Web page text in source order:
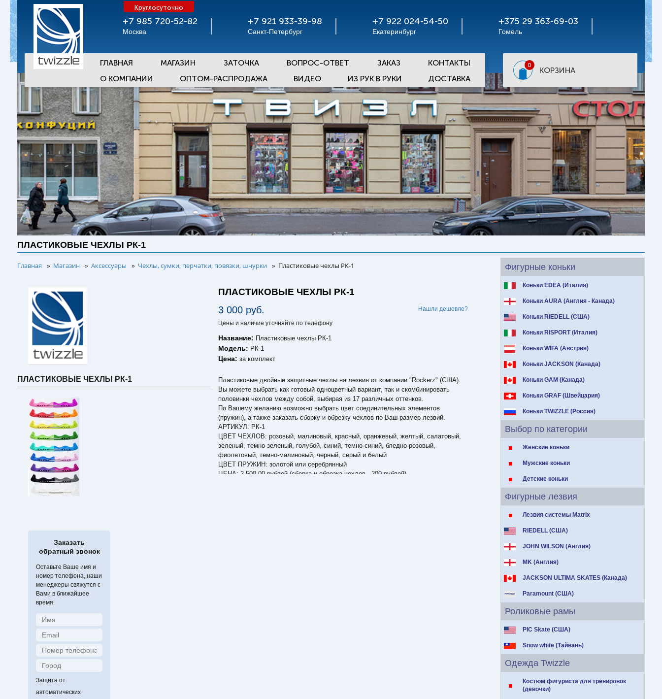
+7 985 720-52-82
Москва
Круглосуточно
+7 921 933-39-98
Санкт-Петербург
+7 922 024-54-50
Екатеринбург
+375 29 363-69-03
Гомель
ГЛАВНАЯ МАГАЗИН ЗАТОЧКА ВОПРОС-ОТВЕТ ЗАКАЗ
КОНТАКТЫ
О КОМПАНИИ
ОПТОМ-РАСПРОДАЖА ВИДЕО ИЗ РУК В РУКИ ДОСТАВКА
0
КОРЗИНА
ПЛАСТИКОВЫЕ ЧЕХЛЫ РК-1
Фигурные коньки
Коньки EDEA (Италия)
Коньки AURA (Англия - Канада)
Коньки RIEDELL (США)
Коньки RISPORT (Италия)
Коньки WIFA (Австрия)
Коньки JACKSON (Канада)
Коньки GAM (Канада)
Коньки GRAF (Швейцария)
Коньки TWIZZLE (Россия)
Выбор по категории
Женские коньки
Мужские коньки
Детские коньки
Фигурные лезвия
Лезвия системы Matrix
RIEDELL (США)
JOHN WILSON (Англия)
MK (Англия)
JACKSON ULTIMA SKATES (Канада)
Paramount (США)
Роликовые рамы
PIC Skate (США)
Snow white (Тайвань)
Одежда Twizzle
Костюм фигуриста для тренировок
(девочки)
Главная » Магазин » Аксессуары » Чехлы, сумки, перчатки, повязки, шнурки » Пластиковые чехлы РК-1
ПЛАСТИКОВЫЕ ЧЕХЛЫ РК-1
Заказать
обратный звонок
Оставьте Ваше имя и
номер телефона, наши
менеджеры свяжутся с
Вами в ближайшее
время.
Защита от
автоматических
ПЛАСТИКОВЫЕ ЧЕХЛЫ РК-1
3 000 руб. Нашли дешевле?
Цены и наличие уточняйте по телефону
Название: Пластиковые чехлы РК-1
Модель: РК-1
Цена:за комплект
Пластиковые двойные защитные чехлы на лезвия от компании "Rockerz" (США).
Вы можете выбрать как готовый одноцветный вариант, так и скомбинировать
половинки чехлов между собой, выбирая из 17 различных оттенков.
По Вашему желанию возможно выбрать цвет соединительных элементов
(пружин), а также заказать сборку и обрезку чехлов по Ваш размер лезвий.
АРТИКУЛ: РК-1
ЦВЕТ ЧЕХЛОВ: розовый, малиновый, красный, оранжевый, желтый, салатовый,
зеленый, темно-зеленый, голубой, синий, темно-синий, бледно-розовый,
фиолетовый, темно-малиновый, черный, серый и белый
ЦВЕТ ПРУЖИН: золотой или серебрянный
ЦЕНА: 2 500.00 рублей (сборка и обрезка чехлов - 200 рублей)